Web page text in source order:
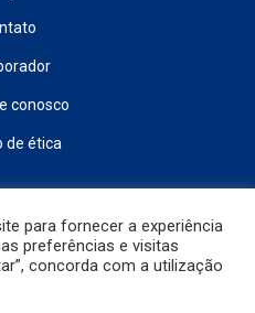
conosco
de ética
para fornecer a experiência
preferências e visitas
concorda com a utilização